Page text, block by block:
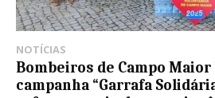
NOTÍCIAS
Bombeiros de Campo
campanha “Garrafa